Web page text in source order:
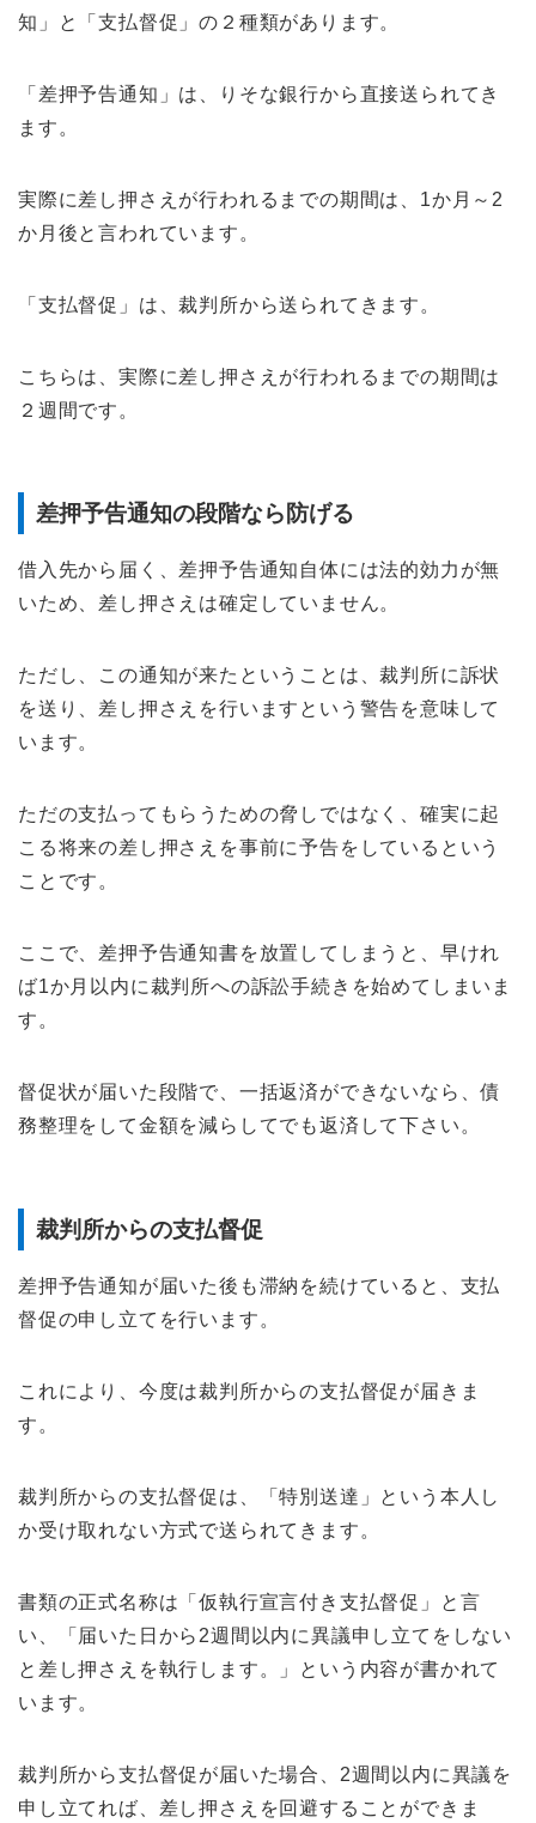
知」と「支払督促」の２種類があります。
「差押予告通知」は、りそな銀行から直接送られてき
ます。
実際に差し押さえが行われるまでの期間は、1か月～2
か月後と言われています。
「支払督促」は、裁判所から送られてきます。
こちらは、実際に差し押さえが行われるまでの期間は
２週間です。
差押予告通知の段階なら防げる
借入先から届く、差押予告通知自体には法的効力が無
いため、差し押さえは確定していません。
ただし、この通知が来たということは、裁判所に訴状
を送り、差し押さえを行いますという警告を意味して
います。
ただの支払ってもらうための脅しではなく、確実に起
こる将来の差し押さえを事前に予告をしているという
ことです。
ここで、差押予告通知書を放置してしまうと、早けれ
ば1か月以内に裁判所への訴訟手続きを始めてしまいま
す。
督促状が届いた段階で、一括返済ができないなら、債
務整理をして金額を減らしてでも返済して下さい。
裁判所からの支払督促
差押予告通知が届いた後も滞納を続けていると、支払
督促の申し立てを行います。
これにより、今度は裁判所からの支払督促が届きま
す。
裁判所からの支払督促は、「特別送達」という本人し
か受け取れない方式で送られてきます。
書類の正式名称は「仮執行宣言付き支払督促」と言
い、「届いた日から2週間以内に異議申し立てをしない
と差し押さえを執行します。」という内容が書かれて
います。
裁判所から支払督促が届いた場合、2週間以内に異議を
申し立てれば、差し押さえを回避することができま